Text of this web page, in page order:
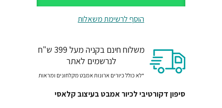
הוסף לרשימת משאלות
משלוח חינם בקניה מעל 399 ש"ח
לנרשמים לאתר
*לא כולל כיורים ארונות אמבט מקלחונים ומראות
סיפון דקורטיבי לכיור אמבט בעיצוב קלאסי